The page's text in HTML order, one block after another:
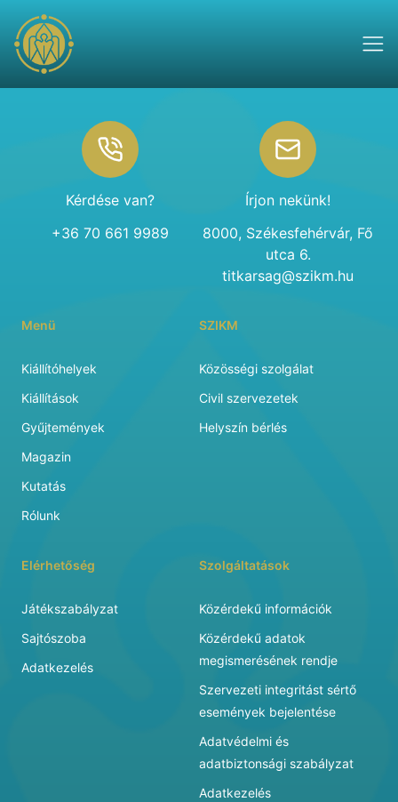
Kérdése van?
+36 70 661 9989
Írjon nekünk!
8000, Székesfehérvár, Fő
utca 6.
titkarsag@szikm.hu
Menü
Kiállítóhelyek
Kiállítások
Gyűjtemények
Magazin
Kutatás
Rólunk
SZIKM
Közösségi szolgálat
Civil szervezetek
Helyszín bérlés
Elérhetőség
Játékszabályzat
Sajtószoba
Adatkezelés
Szolgáltatások
Közérdekű információk
Közérdekű adatok
megismerésének rendje
Szervezeti integritást sértő
események bejelentése
Adatvédelmi és
adatbiztonsági szabályzat
Adatkezelés